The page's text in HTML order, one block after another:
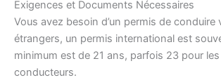
Exigences et Documents Nécessaires
Vous avez besoin d’un permis de conduire
étrangers, un permis international est
minimum est de 21 ans, parfois 23 pour
conducteurs.